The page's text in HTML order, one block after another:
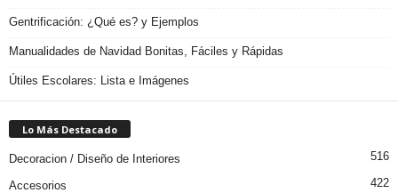
Gentrificación: ¿Qué es? y Ejemplos
Manualidades de Navidad Bonitas, Fáciles y Rápidas
Útiles Escolares: Lista e Imágenes
Lo Más Destacado
Decoracion / Diseño de Interiores 516
Accesorios 422